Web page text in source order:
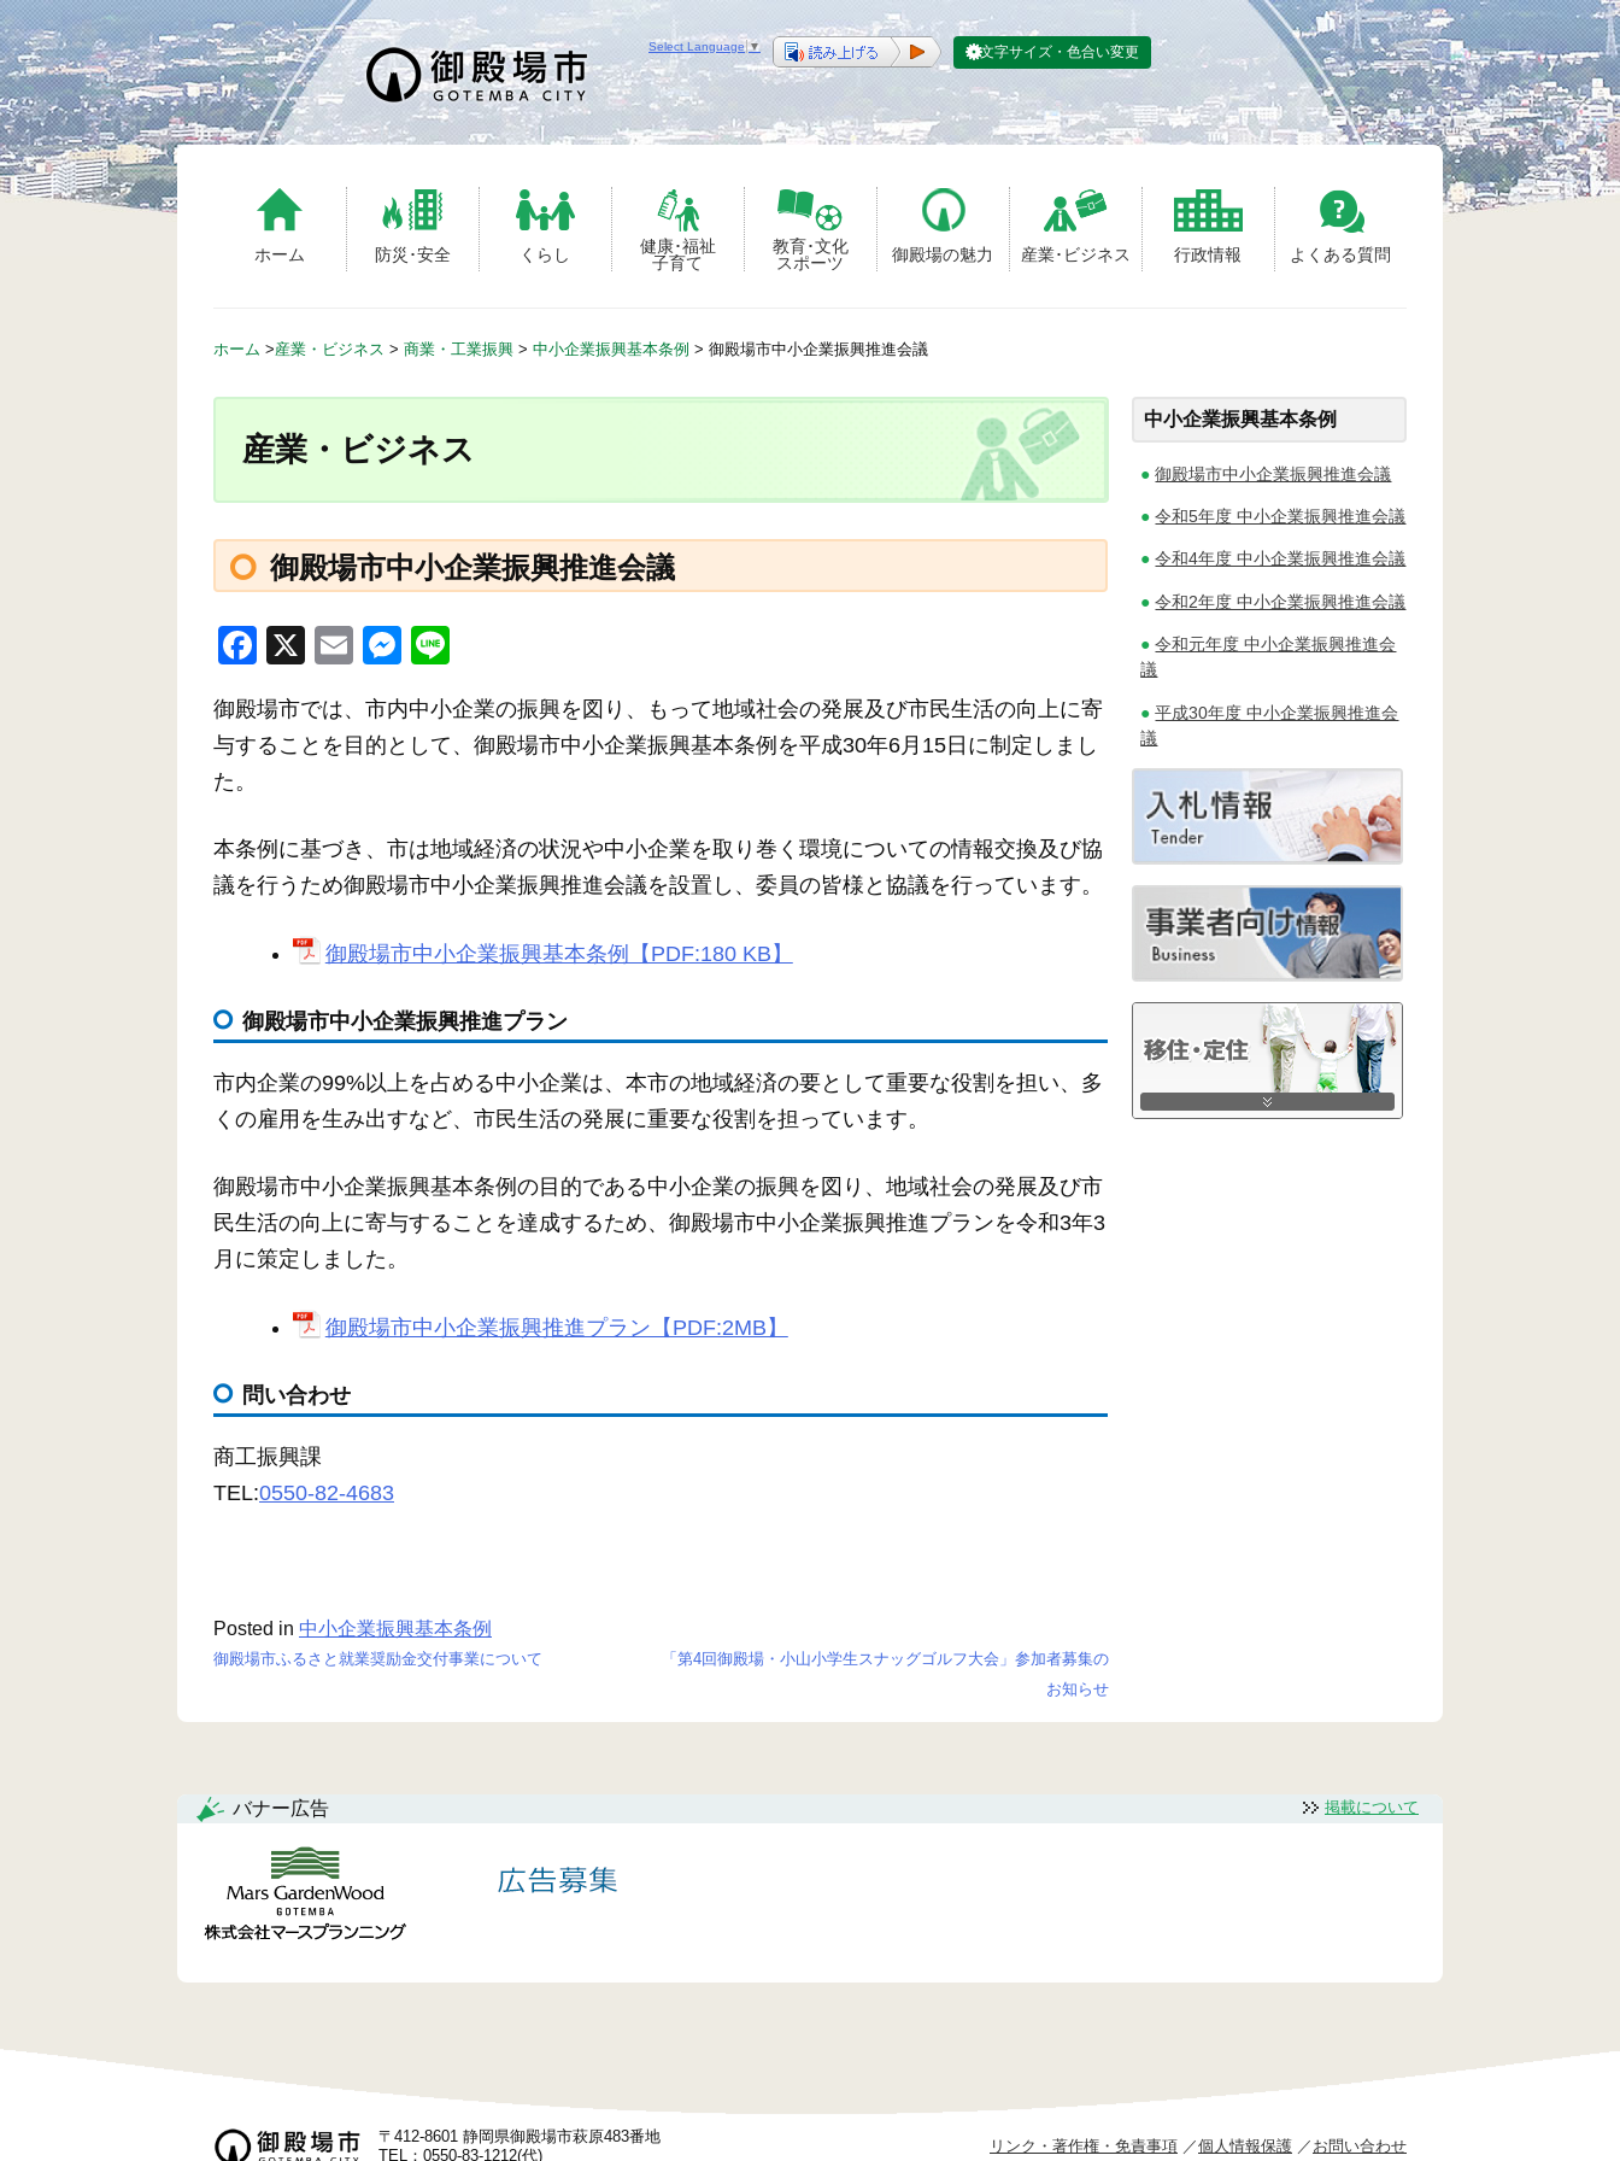
S
k
i
p
t
o
c
ホーム 防災･安全 くらし
健康･福祉
子育て
教育･文化
スポーツ
御殿場の魅力 産業･ビジネス 行政情報 よくある質問
Select Language ▼ 文字サイズ・色合い変更
ホーム >産業・ビジネス > 商業・工業振興 > 中小企業振興基本条例 > 御殿場市中小企業振興推進会議
産業・ビジネス
御殿場市中小企業振興推進会議
F
c
e
o
o
X
E
ail
M
ss
e
g
er
e
御殿場市では、市内中小企業の振興を図り、もって地域社会の発展及び市民生活の向上に寄
与することを目的として、御殿場市中小企業振興基本条例を平成30年6月15日に制定しまし
た。
本条例に基づき、市は地域経済の状況や中小企業を取り巻く環境についての情報交換及び協
議を行うため御殿場市中小企業振興推進会議を設置し、委員の皆様と協議を行っています。
御殿場市中小企業振興基本条例【PDF:180 KB】
御殿場市中小企業振興推進プラン
市内企業の99%以上を占める中小企業は、本市の地域経済の要として重要な役割を担い、多
くの雇用を生み出すなど、市民生活の発展に重要な役割を担っています。
御殿場市中小企業振興基本条例の目的である中小企業の振興を図り、地域社会の発展及び市
民生活の向上に寄与することを達成するため、御殿場市中小企業振興推進プランを令和3年3
月に策定しました。
御殿場市中小企業振興推進プラン【PDF:2MB】
問い合わせ
商工振興課
TEL:0550-82-4683
Posted in 中小企業振興基本条例
ビ
御殿場市ふるさと就業奨励金交付事業について
「第4回御殿場・小山小学生スナッグゴルフ大会」参加者募集の
お知らせ
中小企業振興基本条例
御殿場市中小企業振興推進会議
令和5年度 中小企業振興推進会議
令和4年度 中小企業振興推進会議
令和2年度 中小企業振興推進会議
令和元年度 中小企業振興推進会
議
平成30年度 中小企業振興推進会
議
バナー広告 掲載について
〒412-8601 静岡県御殿場市萩原483番地
TEL：0550-83-1212(代)
リンク・著作権・免責事項 個人情報保護 お問い合わせ